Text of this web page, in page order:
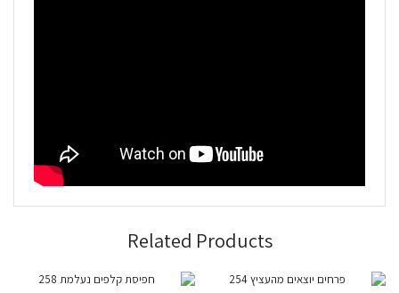
Related Products